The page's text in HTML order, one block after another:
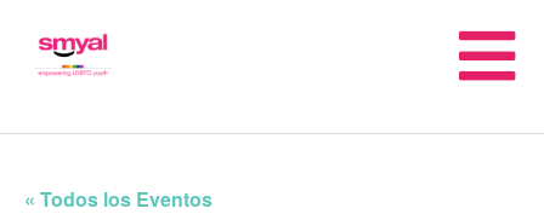
« Todos los Eventos